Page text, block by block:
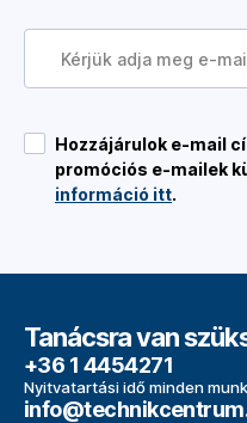
Hozzájárulok e-mail
promóciós e-mailek
információ itt.
Tanácsra van
+36 1 4454271
Nyitvatartási idő minden